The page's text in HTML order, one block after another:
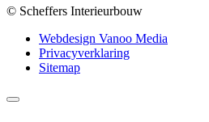
© Scheffers Interieurbouw
Webdesign Vanoo Media
Privacyverklaring
Sitemap